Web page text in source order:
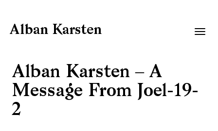
Alban Karsten
Alban Karsten – A
Message From Joel-19-
2